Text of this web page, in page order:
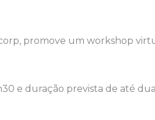
promove um workshop
e duração prevista de até